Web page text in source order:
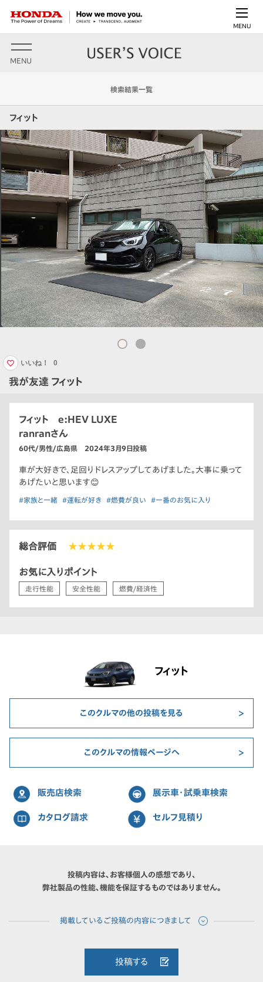
MENU
MENU
検索結果一覧
フィット
我が友達 フィット
いいね！ 0
フィット e:HEV LUXE
ranranさん
60代/男性/広島県 2024年3月9日投稿
車が大好きで、足回りドレスアップしてあげました。大事に乗って
あげたいと思います😊
#家族と一緒 #運転が好き #燃費が良い #一番のお気に入り
総合評価 ★★★★★
お気に入りポイント
走行性能 安全性能 燃費/経済性
フィット
このクルマの他の投稿を見る
このクルマの情報ページへ
販売店検索 展示車・試乗車検索
カタログ請求 セルフ見積り
投稿内容は、お客様個人の感想であり、
弊社製品の性能、機能を保証するものではありません。
投稿する